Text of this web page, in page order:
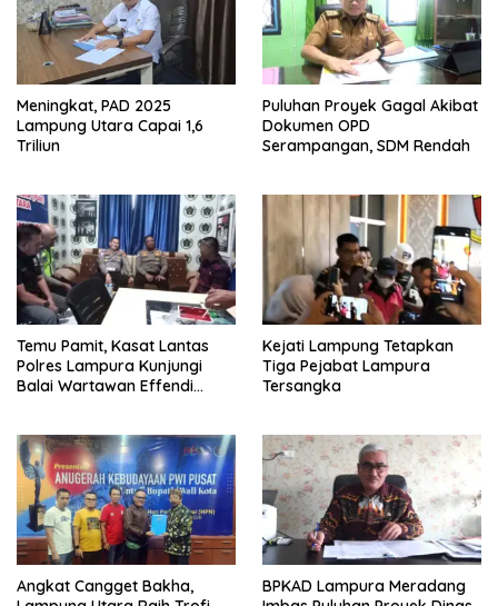
Meningkat, PAD 2025
Lampung Utara Capai 1,6
Triliun
Puluhan Proyek Gagal Akibat
Dokumen OPD
Serampangan, SDM Rendah
Temu Pamit, Kasat Lantas
Polres Lampura Kunjungi
Balai Wartawan Effendi
Kejati Lampung Tetapkan
Tiga Pejabat Lampura
Tersangka
Angkat Cangget Bakha,
BPKAD Lampura Meradang